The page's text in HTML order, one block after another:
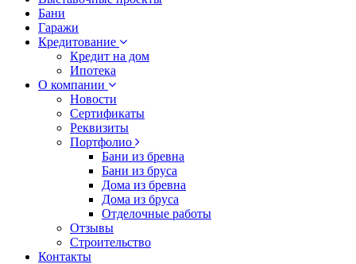
Бани
Гаражи
Кредитование
Кредит на дом
Ипотека
О компании
Новости
Сертификаты
Реквизиты
Портфолио
Бани из бревна
Бани из бруса
Дома из бревна
Дома из бруса
Отделочные работы
Отзывы
Строительство
Контакты